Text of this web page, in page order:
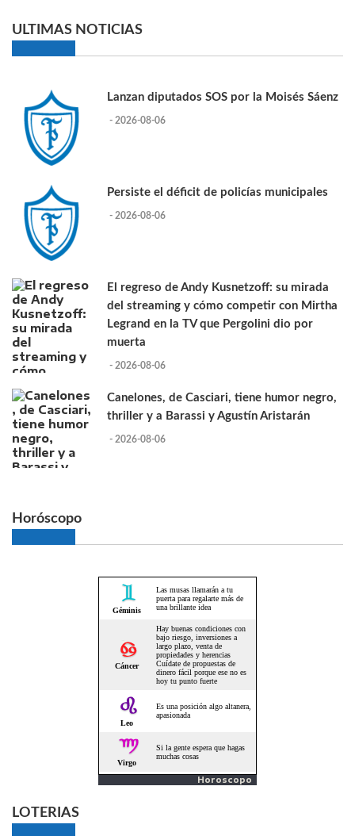
ULTIMAS NOTICIAS
Lanzan diputados SOS por la Moisés Sáenz
- 2026-08-06
Persiste el déficit de policías municipales
- 2026-08-06
El regreso de Andy Kusnetzoff: su mirada
del streaming y cómo competir con Mirtha
Legrand en la TV que Pergolini dio por
muerta
- 2026-08-06
Canelones, de Casciari, tiene humor negro,
thriller y a Barassi y Agustín Aristarán
- 2026-08-06
Horóscopo
Horoscopo
LOTERIAS